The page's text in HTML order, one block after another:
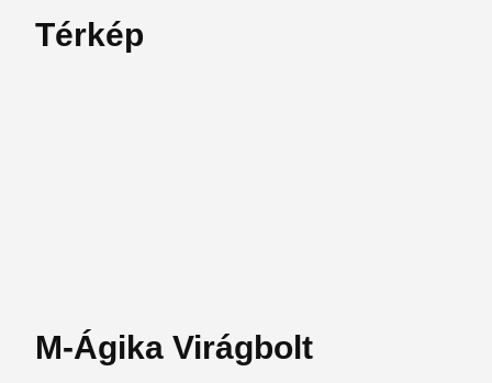
Térkép
M-Ágika Virágbolt